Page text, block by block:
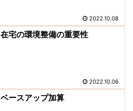
2022.10.08
在宅の環境整備の重要性
2022.10.06
ベースアップ加算